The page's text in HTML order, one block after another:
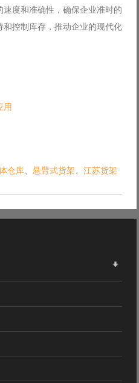
度和准确性，确保企业准时的
控制库存，推动企业的现代化
用
仓库 悬臂式货架 江苏货架